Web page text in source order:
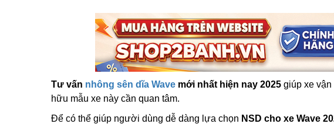
Tư vấn nhông sên dĩa Wave mới nhất hiện nay 2025 giúp xe
hữu mẫu xe này cần quan tâm.
Để có thể giúp người dùng dễ dàng lựa chọn NSD cho xe Wave